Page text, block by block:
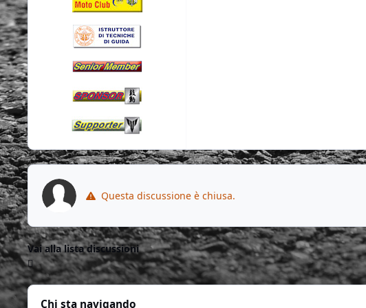
Questa discussione è chiusa.
Vai alla lista discussioni
Chi sta navigando